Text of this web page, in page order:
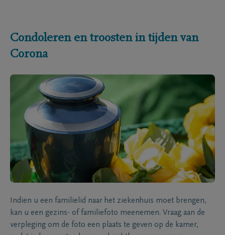
Condoleren en troosten in tijden van
Corona
Indien u een familielid naar het ziekenhuis moet brengen,
kan u een gezins- of familiefoto meenemen. Vraag aan de
verpleging om de foto een plaats te geven op de kamer,